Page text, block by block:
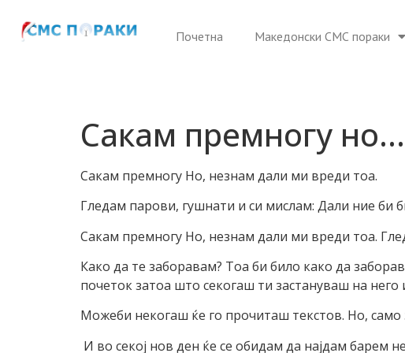
Почетна Македонски СМС пораки
Сакам премногу но…
Сакам премногу Но, незнам дали ми вреди тоа.
Гледам парови, гушнати и си мислам: Дали ние би
Сакам премногу Но, незнам дали ми вреди тоа.
Како да те заборавам? Тоа би било како да
почеток затоа што секогаш ти застануваш на
Можеби некогаш ќе го прочиташ текстов. Но,
И во секој нов ден ќе се обидам да нaјдaм барем